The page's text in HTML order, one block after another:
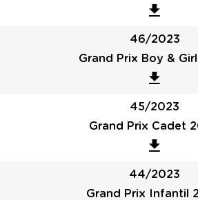
46/2023
Grand Prix Boy &
45/2023
Grand Prix Cadet
44/2023
Grand Prix Infantil